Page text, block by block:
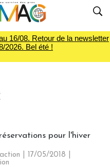
16/08. Retour de la newsletter
2026. Bel été !
pour l'hiver
| 17/05/2018